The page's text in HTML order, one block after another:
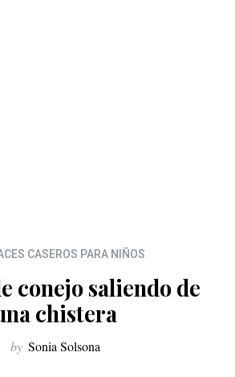
CASEROS PARA NIÑOS
conejo saliendo de
chistera
by Sonia Solsona